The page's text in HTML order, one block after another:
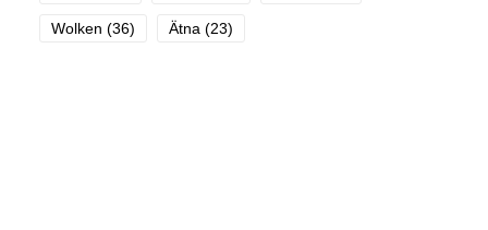
Wolken (36) Ätna (23)